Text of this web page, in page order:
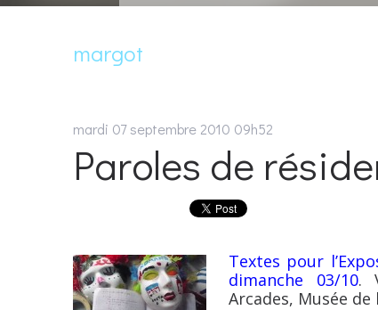
margot
mardi 07 septembre 2010 09h52
Paroles de
Textes pour
dimanche 03/10.
Arcades, Musée de